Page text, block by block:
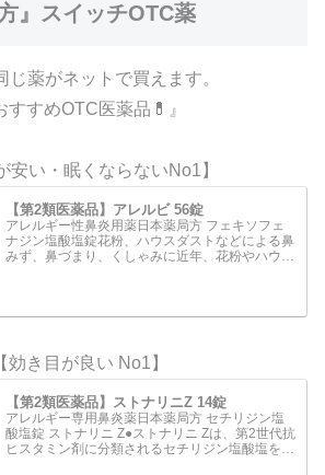
』スイッチOTC薬
じ薬がネットで買えます。
すすめOTC医薬品💊』
安い・眠くならないNo1】
【第2類医薬品】アレルビ 56錠
アレルギー性鼻炎用薬日本薬局方 フェキソフェ
ナジン塩酸塩錠花粉、ハウスダストなどによる鼻
みず、鼻づまり、くしゃみに近年、花粉やハウス
【効き目が良い No1】
【第2類医薬品】ストナリニZ 14錠
アレルギー専用鼻炎薬日本薬局方 セチリジン塩
酸塩錠 ストナリニ Z●ストナリニ Zは、第2世代抗
ヒスタミン剤に分類されるセチリジン塩酸塩を配